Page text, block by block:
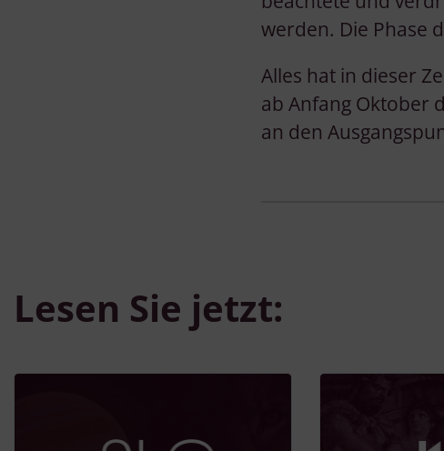
werden. Die Phase
Alles hat in dieser
ab Anfang Oktober
an den
Lesen Sie jetzt: